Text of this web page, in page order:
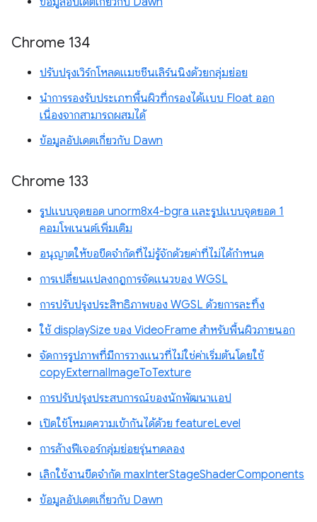
Chrome 134
ปรับปรุงเวิร์กโหลดแมชชีนเลิร์นนิงด้วยกลุ่มย่อย
นำการรองรับประเภทพื้นผิวที่กรองได้แบบ Float ออก
เนื่องจากสามารถผสมได้
ข้อมูลอัปเดตเกี่ยวกับ Dawn
Chrome 133
รูปแบบจุดยอด unorm8x4-bgra และรูปแบบจุดยอด 1
คอมโพเนนต์เพิ่มเติม
อนุญาตให้ขอขีดจำกัดที่ไม่รู้จักด้วยค่าที่ไม่ได้กำหนด
การเปลี่ยนแปลงกฎการจัดแนวของ WGSL
การปรับปรุงประสิทธิภาพของ WGSL ด้วยการละทิ้ง
ใช้ displaySize ของ VideoFrame สำหรับพื้นผิวภายนอก
จัดการรูปภาพที่มีการวางแนวที่ไม่ใช่ค่าเริ่มต้นโดยใช้
copyExternalImageToTexture
การปรับปรุงประสบการณ์ของนักพัฒนาแอป
เปิดใช้โหมดความเข้ากันได้ด้วย featureLevel
การล้างฟีเจอร์กลุ่มย่อยรุ่นทดลอง
เลิกใช้งานขีดจำกัด maxInterStageShaderComponents
ข้อมูลอัปเดตเกี่ยวกับ Dawn